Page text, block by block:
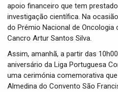
apoio financeiro que tem
investigação científica. Na
do Prémio Nacional de Oncologia
Cancro Artur Santos Silva.
Assim, amanhã, a partir das
aniversário da Liga Portuguesa
uma cerimónia comemorativa
Almedina do Convento São